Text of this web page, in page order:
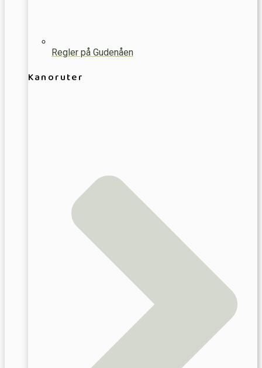
Regler på Gudenåen
Kanoruter